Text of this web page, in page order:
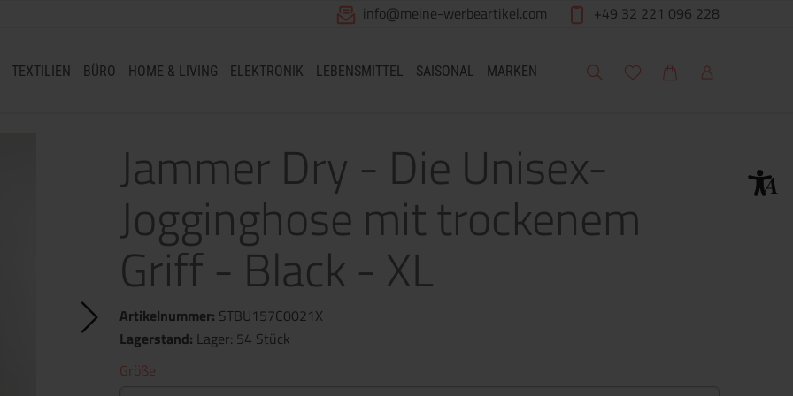
info@meine-werbeartikel.com +49 32 221 096 228
TEXTILIEN BÜRO HOME & LIVING ELEKTRONIK LEBENSMITTEL SAISONAL MARKEN Suche Meine Wunschliste
WarenkorbMein Account
Jammer Dry - Die Unisex-
Jogginghose mit trockenem
Griff - Black - XL
Artikelnummer: STBU157C0021X
Lagerstand: Lager: 54 Stück
Größe